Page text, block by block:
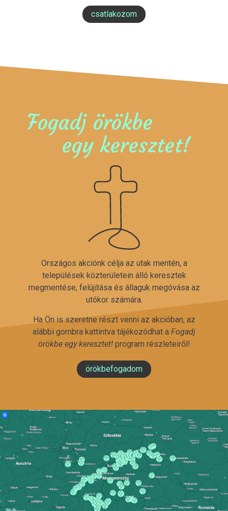
csatlakozom
Fogadj örökbe
egy keresztet!
Országos akciónk célja az utak mentén, a
települések közterületein álló keresztek
megmentése, felújítása és állaguk megóvása az
utókor számára.
Ha Ön is szeretne részt venni az akcióban, az
alábbi gombra kattintva tájékozódhat a Fogadj
örökbe egy keresztet!program részleteiről!
örökbefogadom